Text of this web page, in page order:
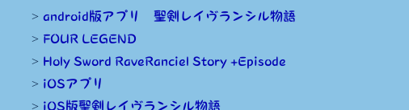
android版アプリ 聖剣レイヴランシル物語
FOUR LEGEND
Holy Sword RaveRanciel Story +Episode
iOSアプリ
iOS版聖剣レイヴランシル物語